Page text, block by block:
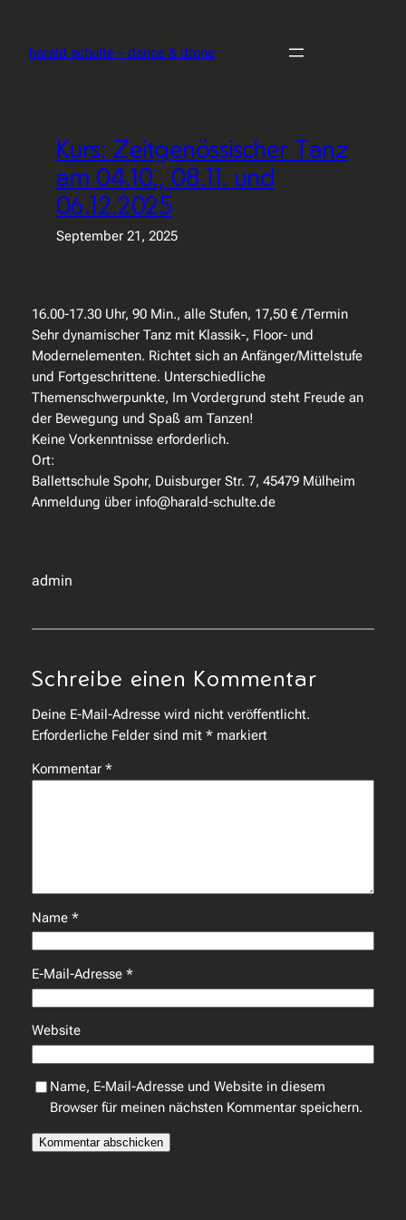
springen
harald schulte – dance & drone
Kurs: Zeitgenössischer Tanz
am 04.10., 08.11. und
06.12.2025
September 21, 2025
16.00-17.30 Uhr, 90 Min., alle Stufen, 17,50 € /Termin
Sehr dynamischer Tanz mit Klassik-, Floor- und
Modernelementen. Richtet sich an Anfänger/Mittelstufe
und Fortgeschrittene. Unterschiedliche
Themenschwerpunkte, Im Vordergrund steht Freude an
der Bewegung und Spaß am Tanzen!
Keine Vorkenntnisse erforderlich.
Ort:
Ballettschule Spohr, Duisburger Str. 7, 45479 Mülheim
Anmeldung über info@harald-schulte.de
admin
Schreibe einen Kommentar
Deine E-Mail-Adresse wird nicht veröffentlicht.
Erforderliche Felder sind mit *markiert
Kommentar *
Name *
E-Mail-Adresse *
Website
Name, E-Mail-Adresse und Website in diesem
Browser für meinen nächsten Kommentar speichern.